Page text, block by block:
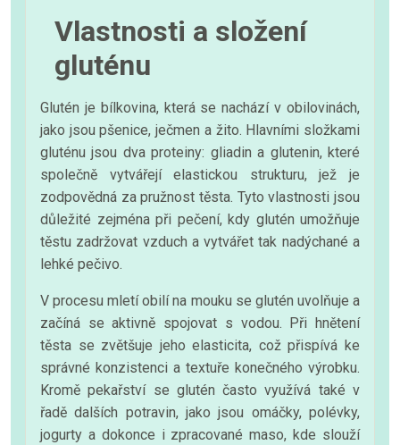
Vlastnosti a složení
gluténu
Glutén je bílkovina, která se nachází v obilovinách,
jako jsou pšenice, ječmen a žito. Hlavními složkami
gluténu jsou dva proteiny: gliadin a glutenin, které
společně vytvářejí elastickou strukturu, jež je
zodpovědná za pružnost těsta. Tyto vlastnosti jsou
důležité zejména při pečení, kdy glutén umožňuje
těstu zadržovat vzduch a vytvářet tak nadýchané a
lehké pečivo.
V procesu mletí obilí na mouku se glutén uvolňuje a
začíná se aktivně spojovat s vodou. Při hnětení
těsta se zvětšuje jeho elasticita, což přispívá ke
správné konzistenci a textuře konečného výrobku.
Kromě pekařství se glutén často využívá také v
řadě dalších potravin, jako jsou omáčky, polévky,
jogurty a dokonce i zpracované maso, kde slouží